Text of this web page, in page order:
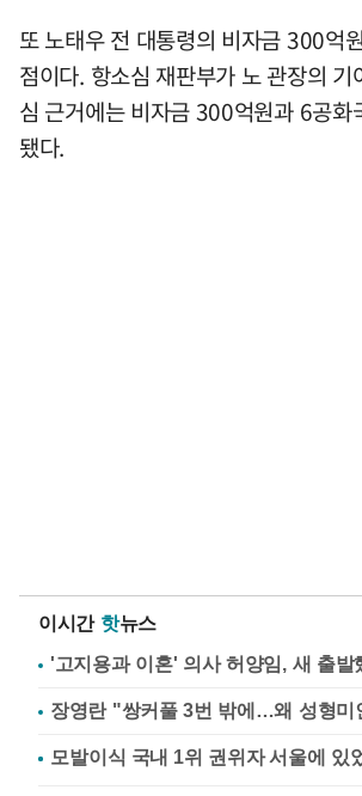
또 노태우 전 대통령의 비자금 300억
점이다. 항소심 재판부가 노 관장의 기
심 근거에는 비자금 300억원과 6공화
됐다.
이시간 핫뉴스
'고지용과 이혼' 의사 허양임, 새 출발
장영란 "쌍커풀 3번 밖에…왜 성형미